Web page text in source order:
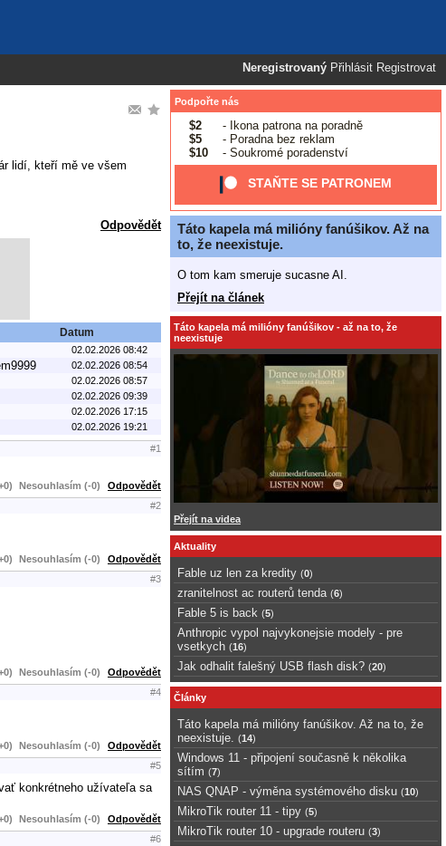
Neregistrovaný Přihlásit Registrovat
lidí, kteří mě ve všem
Odpovědět
Datum
02.02.2026 08:42
02.02.2026 08:54
02.02.2026 08:57
02.02.2026 09:39
02.02.2026 17:15
02.02.2026 19:21
#1
Nesouhlasím (-0) Odpovědět
#2
Nesouhlasím (-0) Odpovědět
#3
Nesouhlasím (-0) Odpovědět
#4
Nesouhlasím (-0) Odpovědět
#5
konkrétneho užívateľa sa
Nesouhlasím (-0) Odpovědět
#6
Podpořte nás
$2
- Ikona patrona na poradně
$5
- Poradna bez reklam
$10
- Soukromé poradenství
STAŇTE SE PATRONEM
Táto kapela má milióny fanúšikov. Až na
to, že neexistuje.
O tom kam smeruje sucasne AI.
Přejít na článek
Táto kapela má milióny fanúšikov - až na to, že
neexistuje
Přejít na videa
Aktuality
Fable uz len za kredity (0)
zranitelnost ac routerů tenda (6)
Fable 5 is back (5)
Anthropic vypol najvykonejsie modely - pre
vsetkych (16)
Jak odhalit falešný USB flash disk? (20)
Články
Táto kapela má milióny fanúšikov. Až na to, že
neexistuje.
(14)
Windows 11 - připojení současně k několika
sítím (7)
NAS QNAP - výměna systémového disku (10)
MikroTik router 11 - tipy (5)
MikroTik router 10 - upgrade routeru (3)